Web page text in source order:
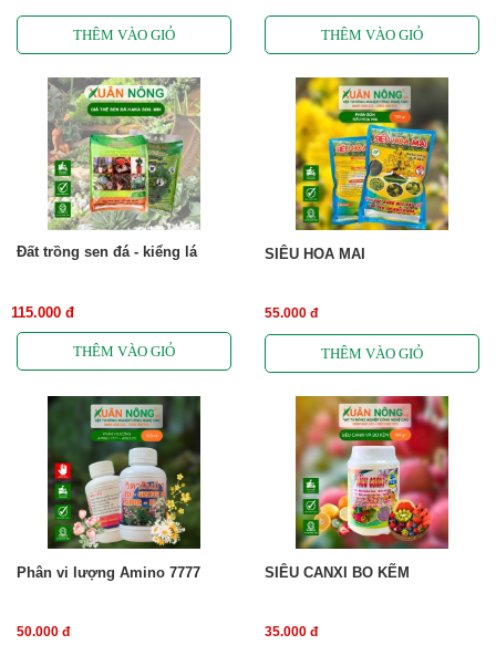
Đất trồng sen đá - kiểng lá
115.000 đ
SIÊU HOA MAI
55.000 đ
Phân vi lượng Amino 7777
50.000 đ
SIÊU CANXI BO KẼM
35.000 đ